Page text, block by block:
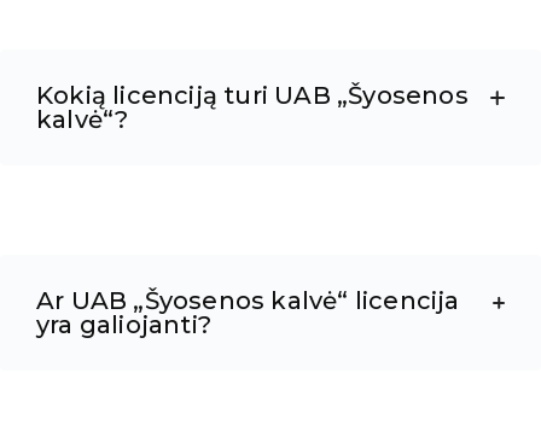
Kokią licenciją turi UAB „Šyosenos
kalvė“?
Ar UAB „Šyosenos kalvė“ licencija
yra galiojanti?